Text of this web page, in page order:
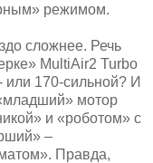
режимом.
сложнее. Речь
MultiAir2 Turbo
или 170-сильной? И
мотор
и «роботом» с
–
Правда,